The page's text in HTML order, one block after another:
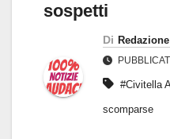
sospetti
Di Redazione
#Civitella
scomparse